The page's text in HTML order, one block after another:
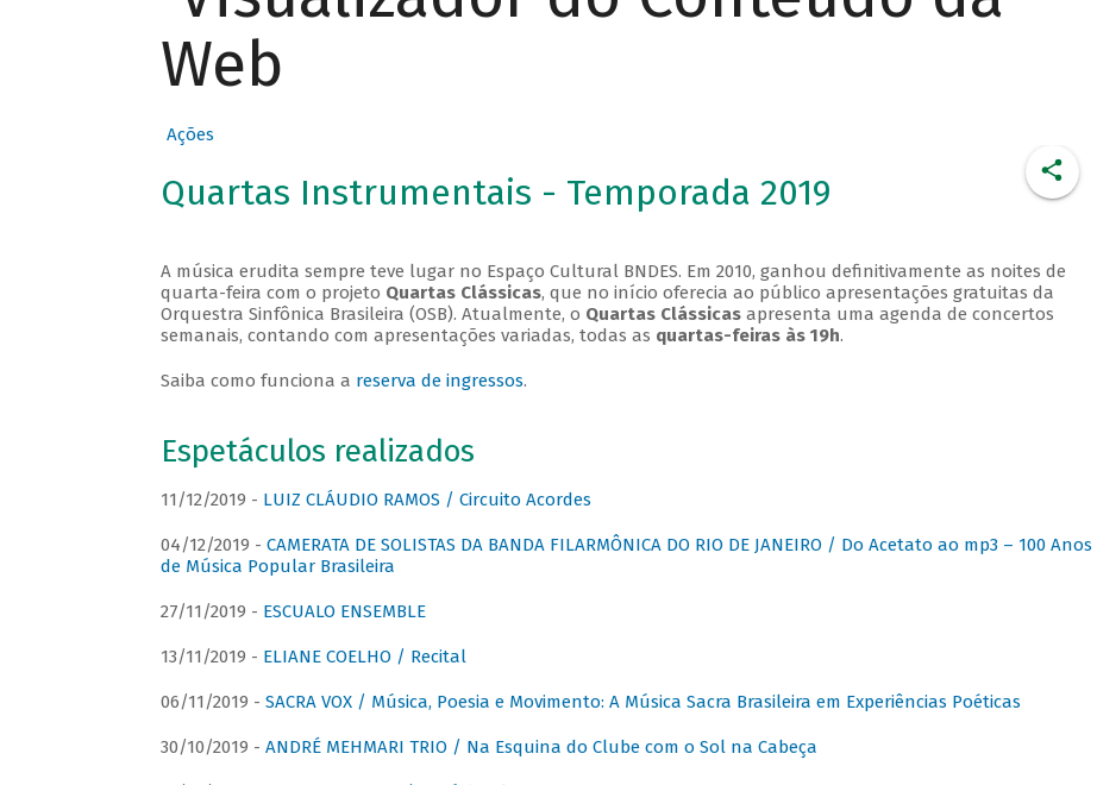
Web
Ações
Quartas Instrumentais - Temporada 2019
A música erudita sempre teve lugar no Espaço Cultural BNDES. Em 2010, ganhou definitivamente as noites de
quarta-feira com o projeto Quartas Clássicas, que no início oferecia ao público apresentações gratuitas da
Orquestra Sinfônica Brasileira (OSB). Atualmente, o Quartas Clássicasapresenta uma agenda de concertos
semanais, contando com apresentações variadas, todas as quartas-feiras às 19h.
Saiba como funciona a reserva de ingressos.
Espetáculos realizados
11/12/2019 - LUIZ CLÁUDIO RAMOS / Circuito Acordes
04/12/2019 - CAMERATA DE SOLISTAS DA BANDA FILARMÔNICA DO RIO DE JANEIRO / Do Acetato ao mp3 – 100 Anos
de Música Popular Brasileira
27/11/2019 - ESCUALO ENSEMBLE
13/11/2019 - ELIANE COELHO / Recital
06/11/2019 - SACRA VOX / Música, Poesia e Movimento: A Música Sacra Brasileira em Experiências Poéticas
30/10/2019 - ANDRÉ MEHMARI TRIO / Na Esquina do Clube com o Sol na Cabeça